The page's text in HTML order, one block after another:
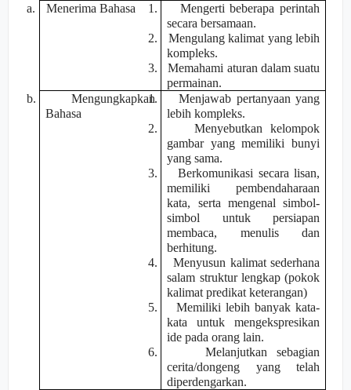
a.
Menerima Bahasa 1.
Mengerti beberapa perintah
secara bersamaan.
2.
Mengulang kalimat yang lebih
kompleks.
3.
Memahami aturan dalam suatu
permainan.
b.
Mengungkapkan
Bahasa
1.
Menjawab pertanyaan yang
lebih kompleks.
2.
Menyebutkan kelompok
gambar yang memiliki bunyi
yang sama.
3.
Berkomunikasi secara lisan,
memiliki pembendaharaan
kata, serta mengenal simbol-
simbol untuk persiapan
membaca, menulis dan
berhitung.
4.
Menyusun kalimat sederhana
salam struktur lengkap (pokok
kalimat predikat keterangan)
5.
Memiliki lebih banyak kata-
kata untuk mengekspresikan
ide pada orang lain.
6.
Melanjutkan sebagian
cerita/dongeng yang telah
diperdengarkan.